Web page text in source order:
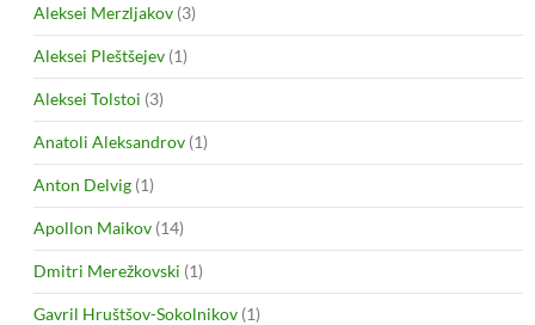
Aleksei Merzljakov (3)
Aleksei Pleštšejev (1)
Aleksei Tolstoi (3)
Anatoli Aleksandrov (1)
Anton Delvig (1)
Apollon Maikov (14)
Dmitri Merežkovski (1)
Gavril Hruštšov-Sokolnikov (1)